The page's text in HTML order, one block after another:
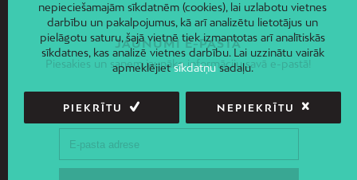
JAUNUMI E-PASTĀ
Piesakies un saņem jaunāko informāciju savā e-pastā!
nepieciešamajām sīkdatnēm (cookies), lai uzlabotu vietnes
darbību un pakalpojumus, kā arī analizētu lietotājus un
pielāgotu saturu, šajā vietnē tiek izmantotas arī analītiskās
sīkdatnes, kas analizē vietnes darbību. Lai uzzinātu vairāk
apmeklējietsīkdatņusadaļu.
PIEKRĪTU NEPIEKRĪTU